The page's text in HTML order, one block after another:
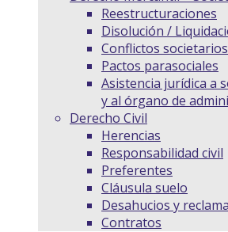
Reestructuraciones
Disolución /
Conflictos societarios
Pactos parasociales
Asistencia jurídica a
y al órgano de
Derecho Civil
Herencias
Responsabilidad civil
Preferentes
Cláusula suelo
Desahucios y
Contratos